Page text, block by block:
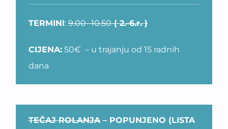
TERMINI:9.00- 10.50( 2.-6.r. )
CIJENA:50€ – u trajanju od 15 radnih
dana
TEČAJ ROLANJA– POPUNJENO (LISTA